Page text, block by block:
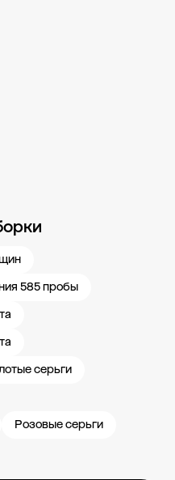
585 пробы
серьги
Розовые серьги
Блог